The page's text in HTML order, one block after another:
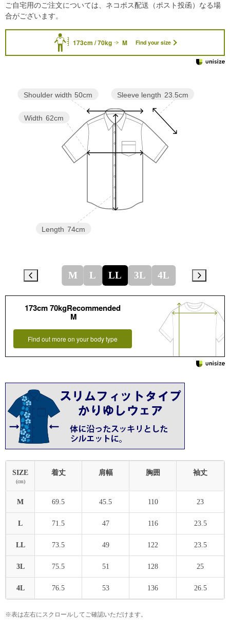
173cm / 70kg M Find your size
Sleeve length 23.5cm
Length 74cm
Width 62cm
Shoulder width 50cm
M L LL 3L 4L
173cm 70kgRecommended
M
Find out more on your body type
SIZE
(cm)
着丈 肩幅 胸囲 袖丈
M 69.5 45.5 110 23
L 71.5 47 116 23.5
LL 73.5 49 122 23.5
3L 75.5 51 128 25
4L 76.5 53 136 26.5
※表は左右にスクロールしてご確認いただけます。
ご自宅用のご注文については、ネコポス配送（ポスト投函）なる場
合がございます。